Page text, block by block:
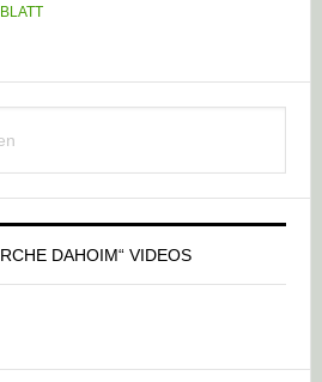
DAHOIM“ VIDEOS